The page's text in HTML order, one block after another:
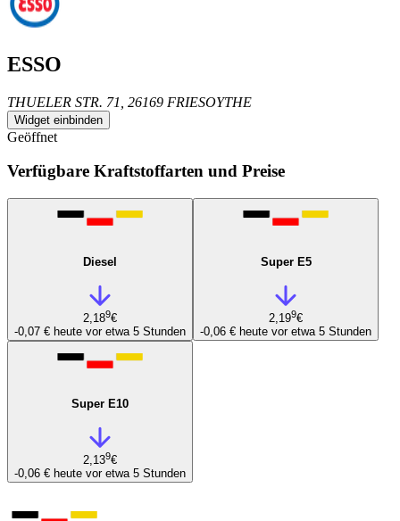
ESSO
THUELER STR. 71, 26169 FRIESOYTHE
Widget einbinden
Geöffnet
Verfügbare Kraftstoffarten und Preise
Diesel
2,189€
-0,07 € heute vor etwa 5 Stunden
Super E5
2,199€
-0,06 € heute vor etwa 5 Stunden
Super E10
2,139€
-0,06 € heute vor etwa 5 Stunden